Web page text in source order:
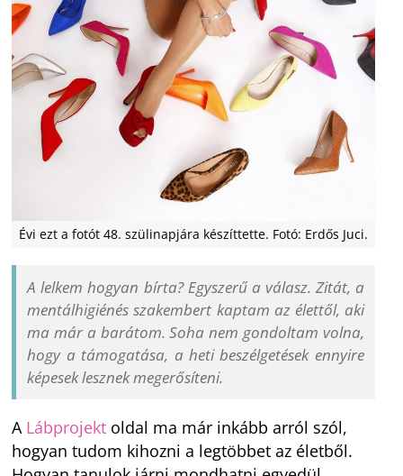
Évi ezt a fotót 48. szülinapjára készíttette. Fotó: Erdős Juci.
A lelkem hogyan bírta? Egyszerű a válasz. Zitát, a
mentálhigiénés szakembert kaptam az élettől, aki
ma már a barátom. Soha nem gondoltam volna,
hogy a támogatása, a heti beszélgetések ennyire
képesek lesznek megerősíteni.
A Lábprojekt oldal ma már inkább arról szól,
hogyan tudom kihozni a legtöbbet az életből.